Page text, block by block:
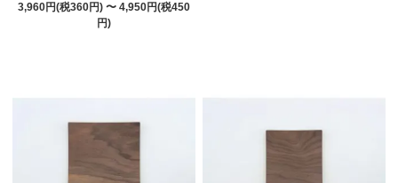
3,960円(税360円) 〜 4,950円(税450
円)